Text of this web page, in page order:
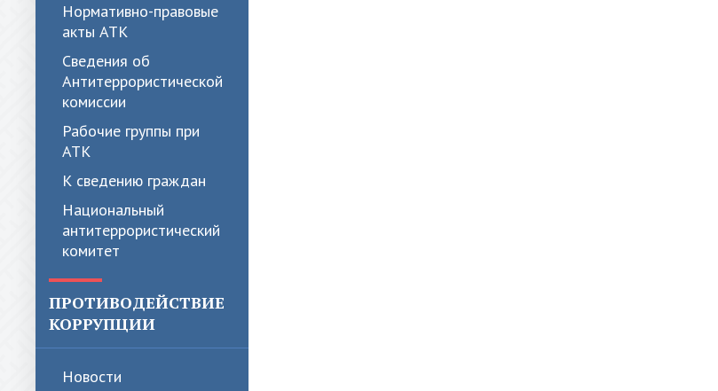
Нормативно-правовые
акты АТК
Сведения об
Антитеррористической
комиссии
Рабочие группы при
АТК
К сведению граждан
Национальный
антитеррористический
комитет
ПРОТИВОДЕЙСТВИЕ
КОРРУПЦИИ
Новости